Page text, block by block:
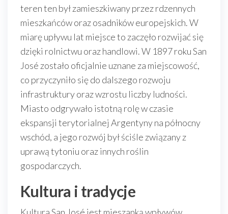
teren ten był zamieszkiwany przez rdzennych
mieszkańców oraz osadników europejskich. W
miarę upływu lat miejsce to zaczęło rozwijać się
dzięki rolnictwu oraz handlowi. W 1897 roku San
José zostało oficjalnie uznane za miejscowość,
co przyczyniło się do dalszego rozwoju
infrastruktury oraz wzrostu liczby ludności.
Miasto odgrywało istotną rolę w czasie
ekspansji terytorialnej Argentyny na północny
wschód, a jego rozwój był ściśle związany z
uprawą tytoniu oraz innych roślin
gospodarczych.
Kultura i tradycje